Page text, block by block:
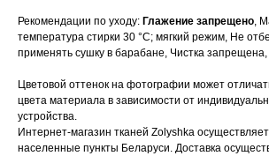
Рекомендации по уходу: Глажение запрещено,
температура стирки 30 °С; мягкий режим, Не
применять сушку в барабане, Чистка
Цветовой оттенок на фотографии может
цвета материала в зависимости от
устройства.
Интернет-магазин тканей Zolyshka осуществляет
населенные пункты Беларуси. Доставка